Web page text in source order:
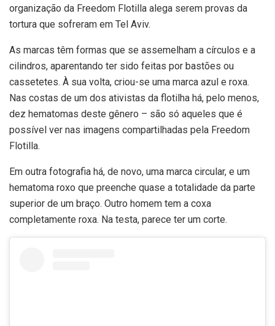
organização da Freedom Flotilla alega serem provas da
tortura que sofreram em Tel Aviv.
As marcas têm formas que se assemelham a círculos e a
cilindros, aparentando ter sido feitas por bastões ou
cassetetes. À sua volta, criou-se uma marca azul e roxa.
Nas costas de um dos ativistas da flotilha há, pelo menos,
dez hematomas deste gênero – são só aqueles que é
possível ver nas imagens compartilhadas pela Freedom
Flotilla.
Em outra fotografia há, de novo, uma marca circular, e um
hematoma roxo que preenche quase a totalidade da parte
superior de um braço. Outro homem tem a coxa
completamente roxa. Na testa, parece ter um corte.